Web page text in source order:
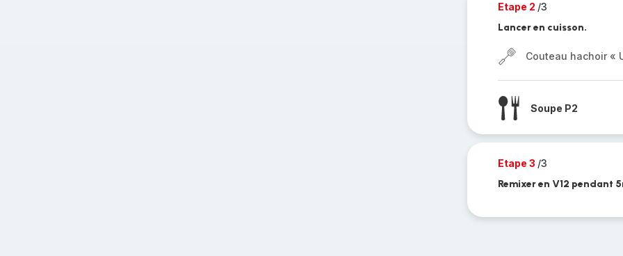
Etape 2 /3
Lancer en cuisson.
Couteau hachoir «
Soupe P2
Etape 3 /3
Remixer en V12 pendant